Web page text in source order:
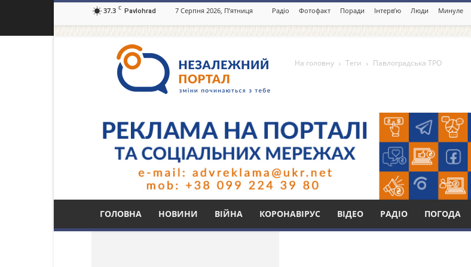
37.3 C Pavlohrad 7 Серпня 2026, П’ятниця Радіо Фотофакт Поради Інтерв’ю Люди Минуле
портал
Павлоград.dp.ua
ГОЛОВНА НОВИНИ ВІЙНА КОРОНАВІРУС ВІДЕО РАДІО ПОГОДА
На головну Теги Павлоградська ТРО
Тег: Павлоградська ТРО